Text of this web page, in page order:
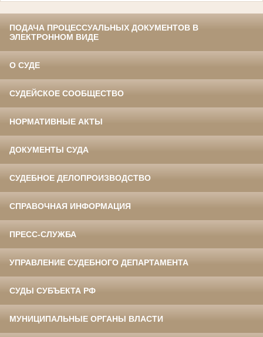
ПОДАЧА ПРОЦЕССУАЛЬНЫХ ДОКУМЕНТОВ В
ЭЛЕКТРОННОМ ВИДЕ
О СУДЕ
СУДЕЙСКОЕ СООБЩЕСТВО
НОРМАТИВНЫЕ АКТЫ
ДОКУМЕНТЫ СУДА
СУДЕБНОЕ ДЕЛОПРОИЗВОДСТВО
СПРАВОЧНАЯ ИНФОРМАЦИЯ
ПРЕСС-СЛУЖБА
УПРАВЛЕНИЕ СУДЕБНОГО ДЕПАРТАМЕНТА
СУДЫ СУБЪЕКТА РФ
МУНИЦИПАЛЬНЫЕ ОРГАНЫ ВЛАСТИ